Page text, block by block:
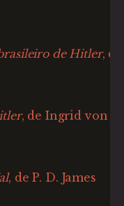
de Hitler,
, de Ingrid von
, de P. D. James